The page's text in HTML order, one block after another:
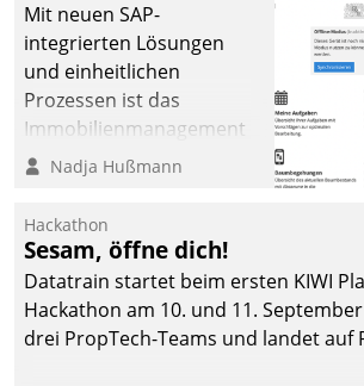
Mit neuen SAP-
integrierten Lösungen
und einheitlichen
Prozessen ist das
Immobilienmanagement
der Bayerischen
Ressort Kapitalanlage für
künftige Aufgaben und
Herausforderungen
gerüstet.
Nadja Hußmann
Hackathon
Sesam, öffne dich!
Datatrain startet beim ersten KIWI
Hackathon am 10. und 11.
drei PropTech-Teams und landet auf